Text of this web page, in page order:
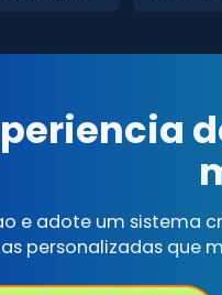
e adote um sistema
personalizadas que